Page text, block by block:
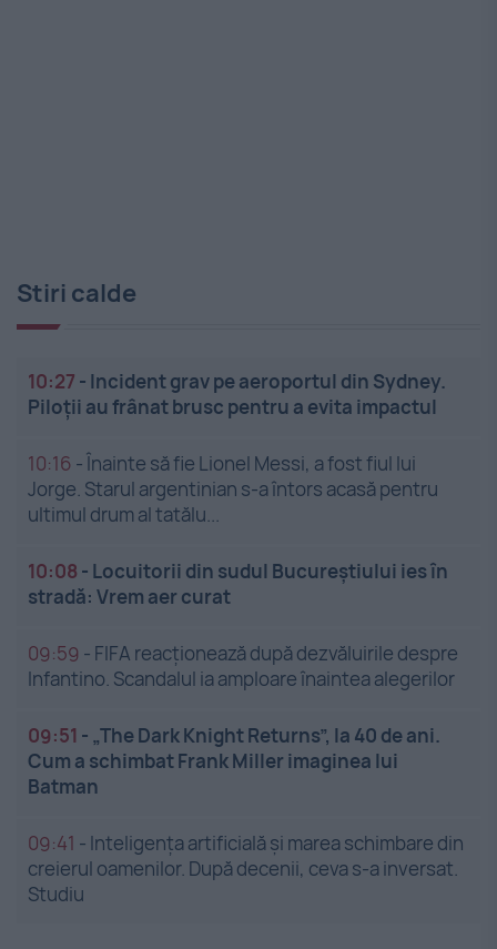
Stiri calde
10:27 - Incident grav pe aeroportul din Sydney.
Piloții au frânat brusc pentru a evita impactul
10:16 -Înainte să fie Lionel Messi, a fost fiul lui
Jorge. Starul argentinian s-a întors acasă pentru
ultimul drum al tatălu...
10:08 - Locuitorii din sudul Bucureștiului ies în
stradă: Vrem aer curat
09:59 - FIFA reacționează după dezvăluirile despre
Infantino. Scandalul ia amploare înaintea alegerilor
09:51 - „The Dark Knight Returns”, la 40 de ani.
Cum a schimbat Frank Miller imaginea lui
Batman
09:41 - Inteligența artificială și marea schimbare din
creierul oamenilor. După decenii, ceva s-a inversat.
Studiu